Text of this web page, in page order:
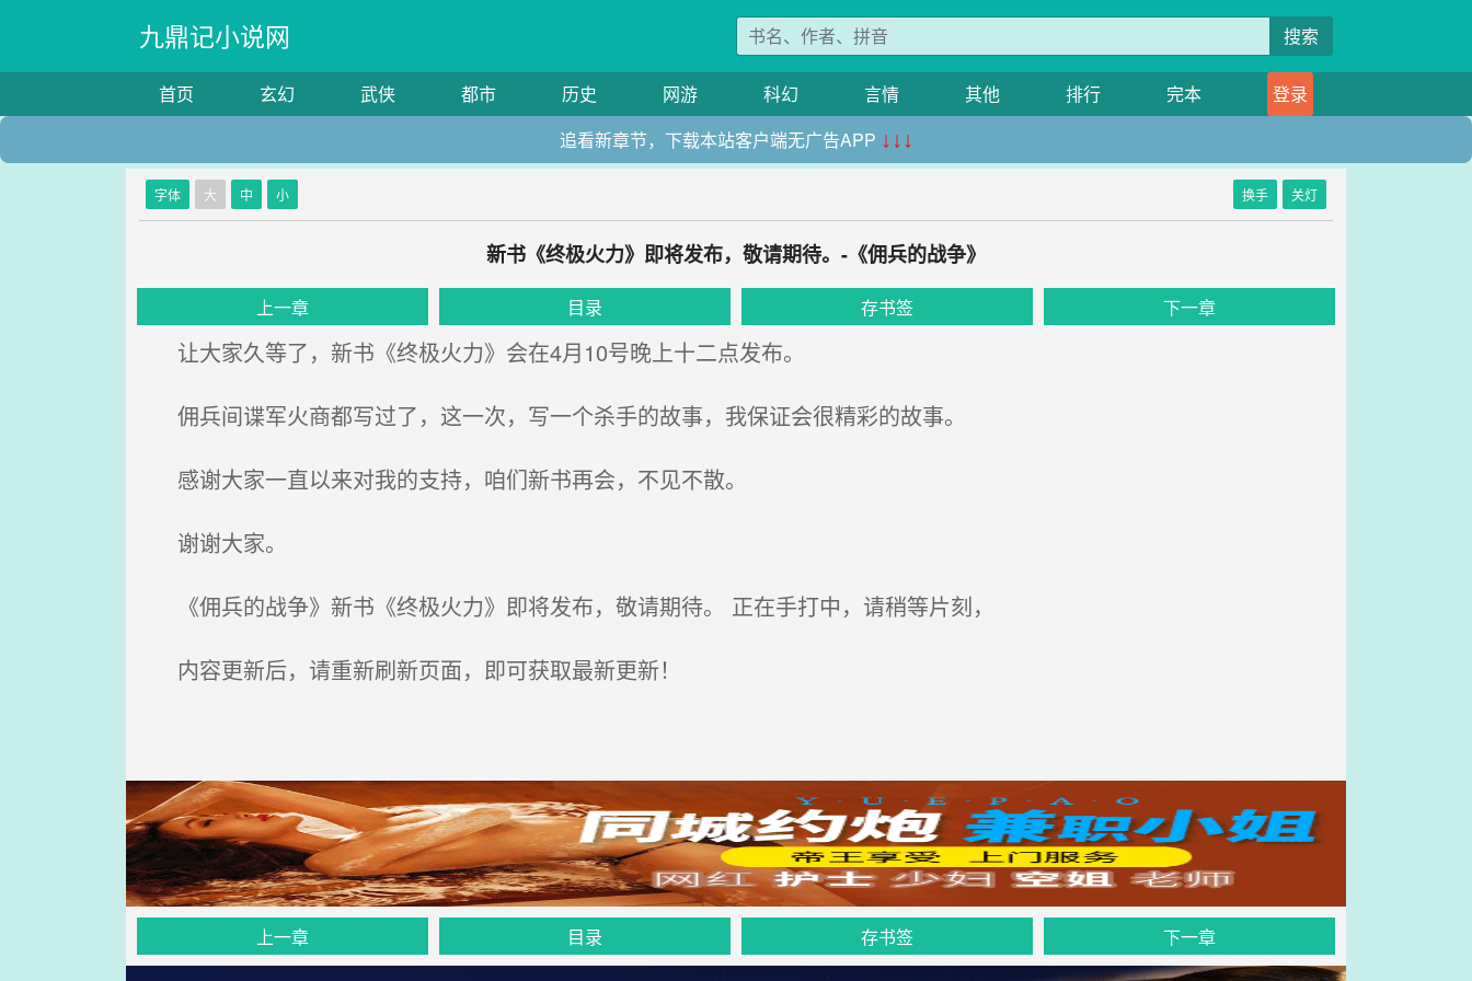
九鼎记小说网 搜索
首页 玄幻 武侠 都市 历史 网游 科幻 言情 其他 排行 完本
登录
追看新章节，下载本站客户端无广告APP ↓↓↓
字体 大 中 小 换手 关灯
新书《终极火力》即将发布，敬请期待。-《佣兵的战争》
上一章 目录 存书签 下一章
让大家久等了，新书《终极火力》会在4月10号晚上十二点发布。
佣兵间谍军火商都写过了，这一次，写一个杀手的故事，我保证会很精彩的故事。
感谢大家一直以来对我的支持，咱们新书再会，不见不散。
谢谢大家。
《佣兵的战争》新书《终极火力》即将发布，敬请期待。 正在手打中，请稍等片刻，
内容更新后，请重新刷新页面，即可获取最新更新！
上一章 目录 存书签 下一章